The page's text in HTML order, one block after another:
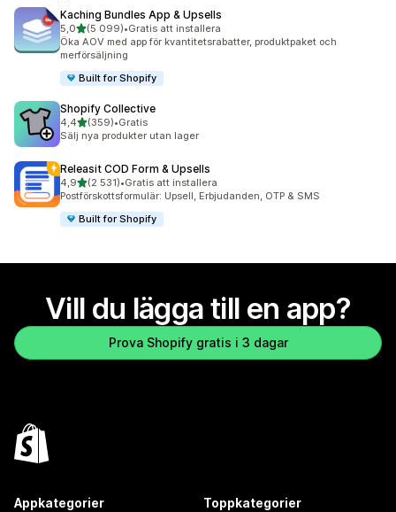
Kaching Bundles App & Upsells
5,0av 5 stjärnor
(5 099)
5099 recensioner totalt
•Gratis att installera
Öka AOV med app för kvantitetsrabatter, produktpaket och
merförsäljning
Built for Shopify
Shopify Collective
4,4av 5 stjärnor
(359)
359 recensioner totalt
•Gratis
Sälj nya produkter utan lager
Releasit COD Form & Upsells
4,9av 5 stjärnor
(2 531)
2531 recensioner totalt
•Gratis att installera
Postförskottsformulär: Upsell, Erbjudanden, OTP & SMS
Built for Shopify
Vill du lägga till en app?
Prova Shopify gratis i 3 dagar
Appkategorier Toppkategorier